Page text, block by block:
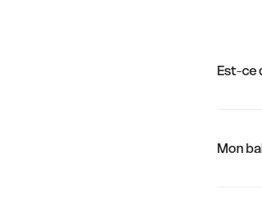
Est-ce
Mon